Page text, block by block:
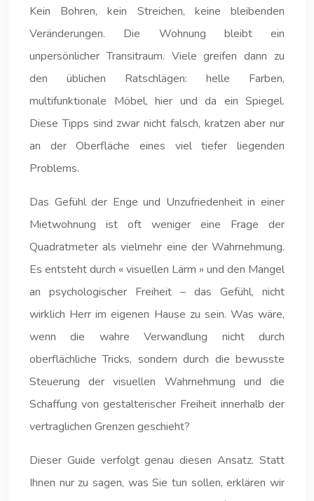
Kein Bohren, kein Streichen, keine bleibenden
Veränderungen. Die Wohnung bleibt ein
unpersönlicher Transitraum. Viele greifen dann zu
den üblichen Ratschlägen: helle Farben,
multifunktionale Möbel, hier und da ein Spiegel.
Diese Tipps sind zwar nicht falsch, kratzen aber nur
an der Oberfläche eines viel tiefer liegenden
Problems.
Das Gefühl der Enge und Unzufriedenheit in einer
Mietwohnung ist oft weniger eine Frage der
Quadratmeter als vielmehr eine der Wahrnehmung.
Es entsteht durch « visuellen Lärm » und den Mangel
an psychologischer Freiheit – das Gefühl, nicht
wirklich Herr im eigenen Hause zu sein. Was wäre,
wenn die wahre Verwandlung nicht durch
oberflächliche Tricks, sondern durch die bewusste
Steuerung der visuellen Wahrnehmung und die
Schaffung von gestalterischer Freiheit innerhalb der
vertraglichen Grenzen geschieht?
Dieser Guide verfolgt genau diesen Ansatz. Statt
Ihnen nur zu sagen, was Sie tun sollen, erklären wir